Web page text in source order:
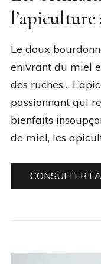
Le doux
enivrant du miel
des ruches…
passionnant qui
bienfaits
de miel, les
CONSULTER